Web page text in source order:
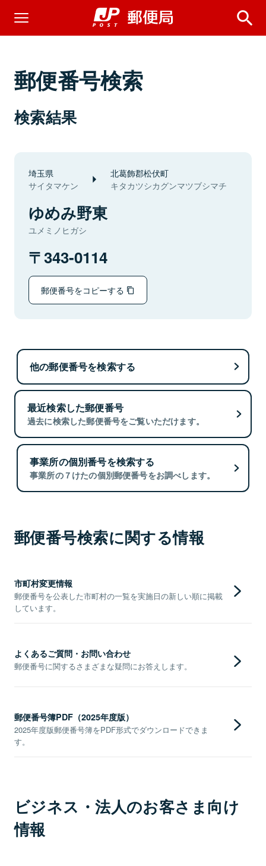
郵便番号検索
検索結果
埼玉県
サイタマケン
北葛飾郡松伏町
キタカツシカグンマツブシマチ
ゆめみ野東
ユメミノヒガシ
343-0114
郵便番号をコピーする
他の郵便番号を検索する
最近検索した郵便番号
過去に検索した郵便番号をご覧いただけます。
事業所の個別番号を検索する
事業所の７けたの個別郵便番号をお調べします。
郵便番号検索に関する情報
市町村変更情報
郵便番号を公表した市町村の一覧を実施日の新しい順に掲載
しています。
よくあるご質問・お問い合わせ
郵便番号に関するさまざまな疑問にお答えします。
郵便番号簿PDF（2025年度版）
2025年度版郵便番号簿をPDF形式でダウンロードできま
す。
ビジネス・法人のお客さま向け
情報